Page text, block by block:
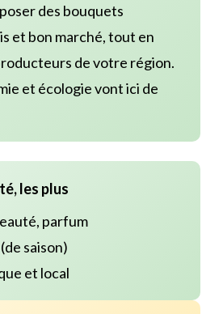
des bouquets
et bon marché, tout en
de votre région.
et écologie vont ici de
les plus
parfum
saison)
et local